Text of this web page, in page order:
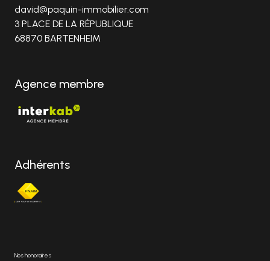
david@paquin-immobilier.com
3 PLACE DE LA RÉPUBLIQUE
68870 BARTENHEIM
Agence membre
Adhérents
Nos honoraires